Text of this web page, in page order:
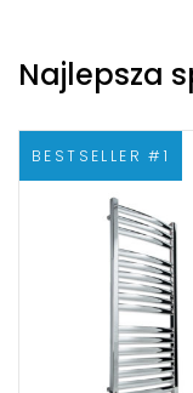
Najlepsza
BESTSELLER #1